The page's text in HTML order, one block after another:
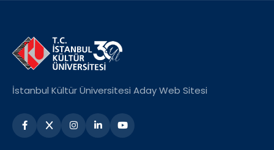
İstanbul Kültür Üniversitesi Aday Web Sitesi